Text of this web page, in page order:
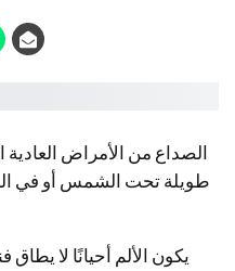
الصداع من الأمراض العادية
طويلة تحت الشمس أو في
يكون الألم أحيانًا لا يطاق